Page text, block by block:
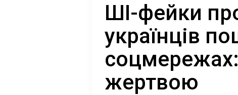
ШІ-фейки
українців
жертвою